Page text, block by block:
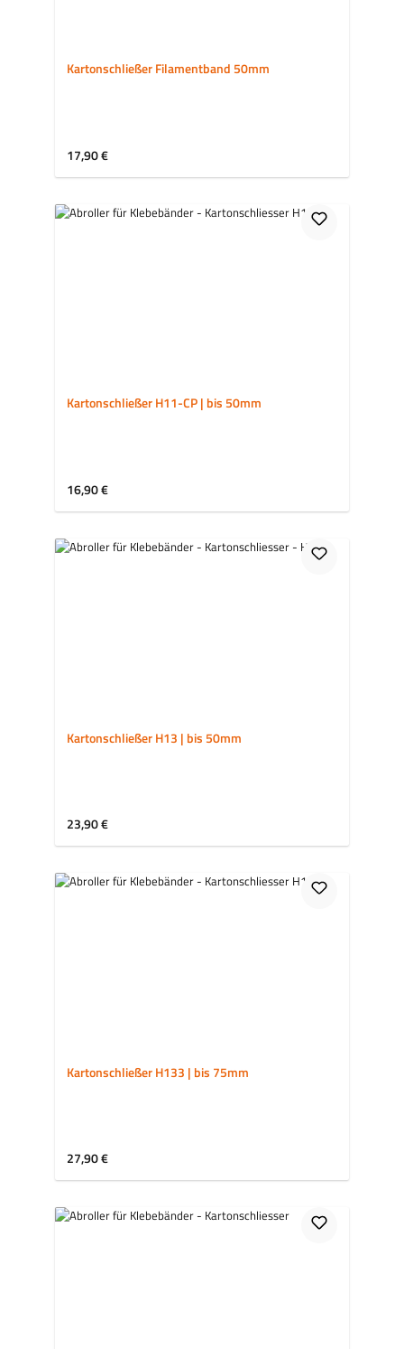
Kartonschließer Filamentband 50mm
Regulärer Preis:
17,90 €
Kartonschließer H11-CP | bis 50mm
Regulärer Preis:
16,90 €
Kartonschließer H13 | bis 50mm
Regulärer Preis:
23,90 €
Kartonschließer H133 | bis 75mm
Regulärer Preis:
27,90 €